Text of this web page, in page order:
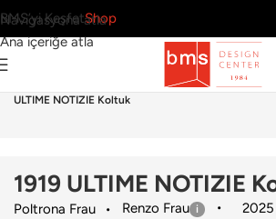
Navigasyona atla
Ana içeriğe atla
BMS’yi KeşfetShop
›Poltrona Frau›
ULTIME NOTIZIE Koltuk
1919 ULTIME NOTIZIE
Poltrona Frau Renzo Frau
2025